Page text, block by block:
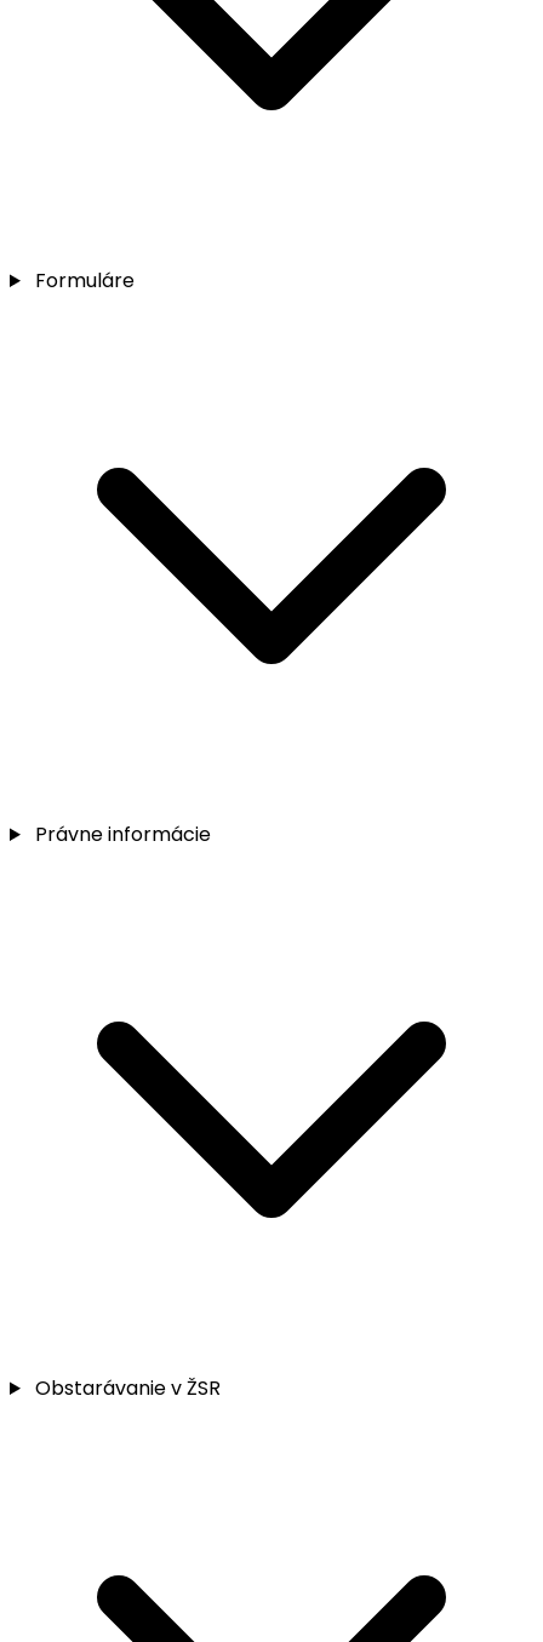
Formuláre
Právne informácie
Obstarávanie v ŽSR